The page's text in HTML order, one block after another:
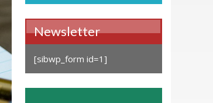
Newsletter
[sibwp_form id=1]